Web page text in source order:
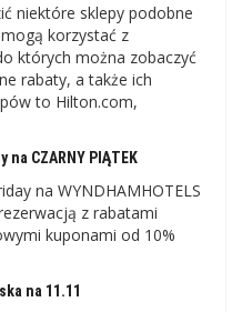
niektóre sklepy podobne
korzystać z
których można zobaczyć
rabaty, a także ich
to Hilton.com,
na CZARNY PIĄTEK
na WYNDHAMHOTELS
z rabatami
kuponami od 10%
na 11.11